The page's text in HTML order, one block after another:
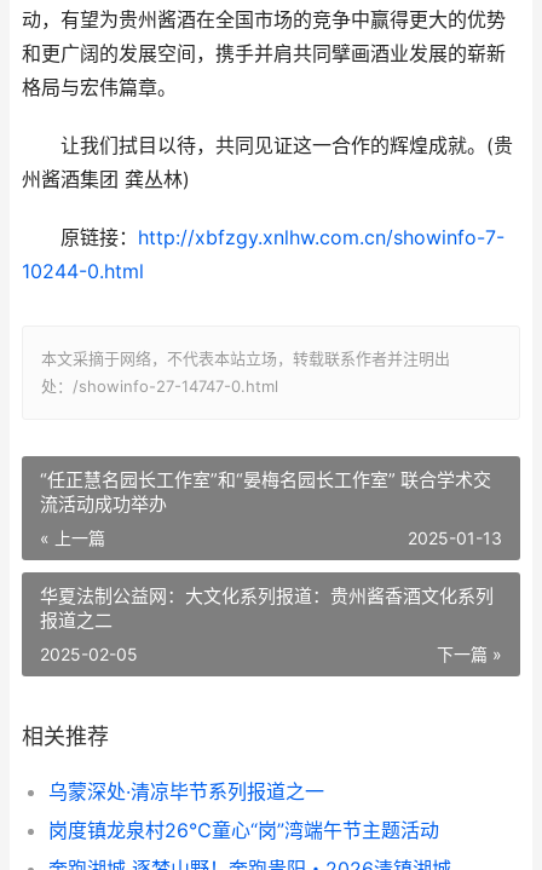
动，有望为贵州酱酒在全国市场的竞争中赢得更大的优势
和更广阔的发展空间，携手并肩共同擘画酒业发展的崭新
格局与宏伟篇章。
让我们拭目以待，共同见证这一合作的辉煌成就。(贵
州酱酒集团 龚丛林)
原链接： http://xbfzgy.xnlhw.com.cn/showinfo-7-
10244-0.html
本文采摘于网络，不代表本站立场，转载联系作者并注明出
处：/showinfo-27-14747-0.html
“任正慧名园长工作室”和“晏梅名园长工作室” 联合学术交
流活动成功举办
« 上一篇 2025-01-13
华夏法制公益网：大文化系列报道：贵州酱香酒文化系列
报道之二
下一篇 »
2025-02-05
相关推荐
乌蒙深处·清凉毕节系列报道之一
岗度镇龙泉村26℃童心“岗”湾端午节主题活动